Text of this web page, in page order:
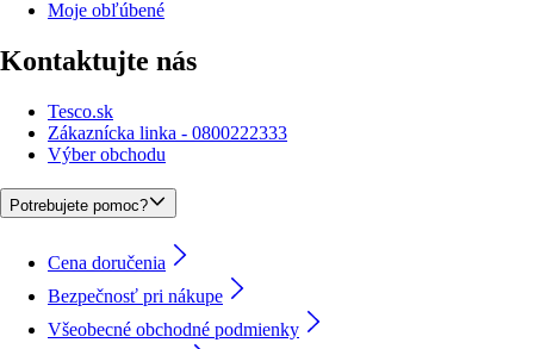
Moje obľúbené
Kontaktujte nás
Tesco.sk
Zákaznícka linka - 0800222333
Výber obchodu
Potrebujete pomoc?
Cena doručenia
Bezpečnosť pri nákupe
Všeobecné obchodné podmienky